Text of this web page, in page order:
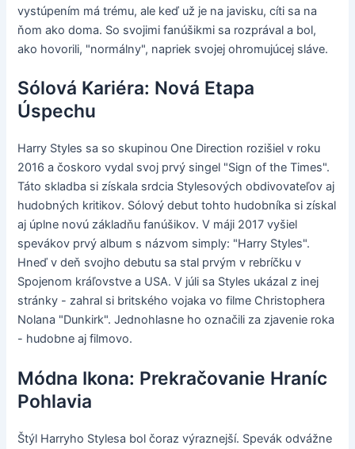
vystúpením má trému, ale keď už je na javisku, cíti sa na
ňom ako doma. So svojimi fanúšikmi sa rozprával a bol,
ako hovorili, "normálny", napriek svojej ohromujúcej sláve.
Sólová Kariéra: Nová Etapa
Úspechu
Harry Styles sa so skupinou One Direction rozišiel v roku
2016 a čoskoro vydal svoj prvý singel "Sign of the Times".
Táto skladba si získala srdcia Stylesových obdivovateľov aj
hudobných kritikov. Sólový debut tohto hudobníka si získal
aj úplne novú základňu fanúšikov. V máji 2017 vyšiel
spevákov prvý album s názvom simply: "Harry Styles".
Hneď v deň svojho debutu sa stal prvým v rebríčku v
Spojenom kráľovstve a USA. V júli sa Styles ukázal z inej
stránky - zahral si britského vojaka vo filme Christophera
Nolana "Dunkirk". Jednohlasne ho označili za zjavenie roka
- hudobne aj filmovo.
Módna Ikona: Prekračovanie Hraníc
Pohlavia
Štýl Harryho Stylesa bol čoraz výraznejší. Spevák odvážne